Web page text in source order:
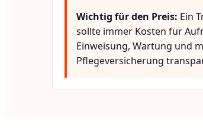
Wichtig für den Preis: Ein
sollte immer Kosten für
Einweisung, Wartung und
Pflegeversicherung